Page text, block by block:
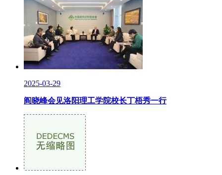
2025-03-29
阎晓峰会见洛阳理工学院校长丁梧秀一行